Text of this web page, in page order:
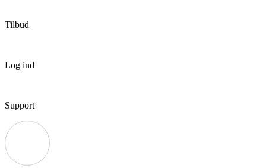
Tilbud
Log ind
Support